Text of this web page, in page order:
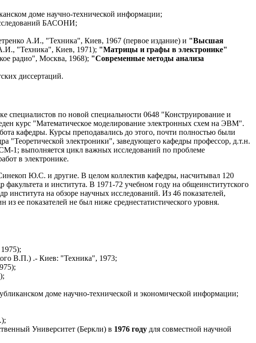
доме научно-технической информации;
БАСОНИ;
А.И., "Техника", Киев, 1967 (первое издание) и "Высшая
"Техника", Киев, 1971); "Матрицы и графы в электронике"
радио", Москва, 1968); "Современные методы анализа
диссертаций.
специалистов по новой специальности 0648 "Конструирование и
курс "Математическое моделирование электронных схем на ЭВМ".
кафедры. Курсы преподавались до этого, почти полностью были
"Теоретической электроники", заведующего кафедры профессор, д.т.н.
1; выполняется цикл важных исследований по проблеме
в электронике.
Ю.С. и другие. В целом коллектив кафедры, насчитывал 120
и института. В 1971-72 учебном году на общеинститутского
института на обзоре научных исследований. Из 46 показателей,
ее показателей не был ниже среднестатистического уровня.
В.П.) .- Киев: "Техника", 1973;
доме научно-технической и экономической информации;
Университет (Беркли) в 1976 году для совместной научной